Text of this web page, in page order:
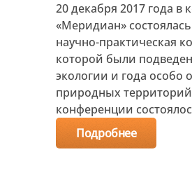
20 декабря 2017 года в
«Меридиан»
научно-практическая
которой были
экологии и года особо
природных
конференции
Подробнее